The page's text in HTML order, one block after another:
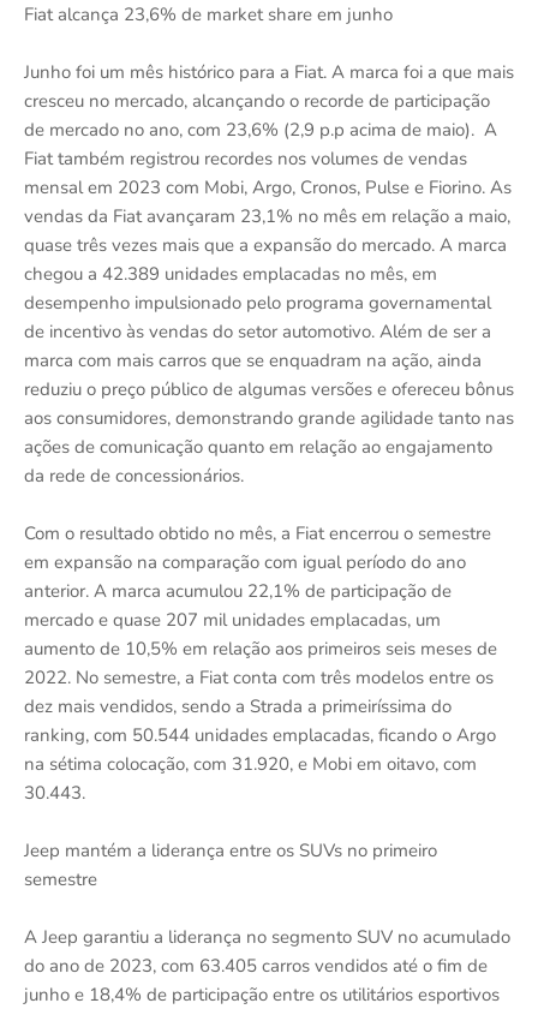
Fiat alcança 23,6% de market share em junho
Junho foi um mês histórico para a Fiat. A marca foi a que mais
cresceu no mercado, alcançando o recorde de participação
de mercado no ano, com 23,6% (2,9 p.p acima de maio). A
Fiat também registrou recordes nos volumes de vendas
mensal em 2023 com Mobi, Argo, Cronos, Pulse e Fiorino. As
vendas da Fiat avançaram 23,1% no mês em relação a maio,
quase três vezes mais que a expansão do mercado. A marca
chegou a 42.389 unidades emplacadas no mês, em
desempenho impulsionado pelo programa governamental
de incentivo às vendas do setor automotivo. Além de ser a
marca com mais carros que se enquadram na ação, ainda
reduziu o preço público de algumas versões e ofereceu bônus
aos consumidores, demonstrando grande agilidade tanto nas
ações de comunicação quanto em relação ao engajamento
da rede de concessionários.
Com o resultado obtido no mês, a Fiat encerrou o semestre
em expansão na comparação com igual período do ano
anterior. A marca acumulou 22,1% de participação de
mercado e quase 207 mil unidades emplacadas, um
aumento de 10,5% em relação aos primeiros seis meses de
2022. No semestre, a Fiat conta com três modelos entre os
dez mais vendidos, sendo a Strada a primeiríssima do
ranking, com 50.544 unidades emplacadas, ficando o Argo
na sétima colocação, com 31.920, e Mobi em oitavo, com
30.443.
Jeep mantém a liderança entre os SUVs no primeiro
semestre
A Jeep garantiu a liderança no segmento SUV no acumulado
do ano de 2023, com 63.405 carros vendidos até o fim de
junho e 18,4% de participação entre os utilitários esportivos